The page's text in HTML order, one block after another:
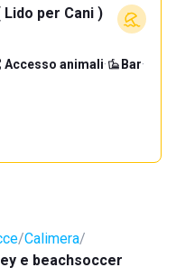
per Cani )
Accesso animali· Bar·
Calimera
e beachsoccer